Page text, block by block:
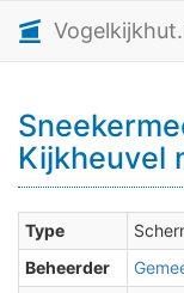
Kijkheuvel
Type
Beheerder